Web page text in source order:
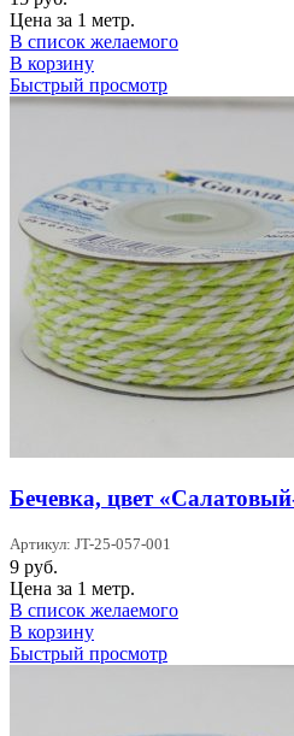
Цена за 1 метр.
В список желаемого
В корзину
Быстрый просмотр
Бечевка, цвет
Артикул: JT-25-057-001
9 руб.
Цена за 1 метр.
В список желаемого
В корзину
Быстрый просмотр